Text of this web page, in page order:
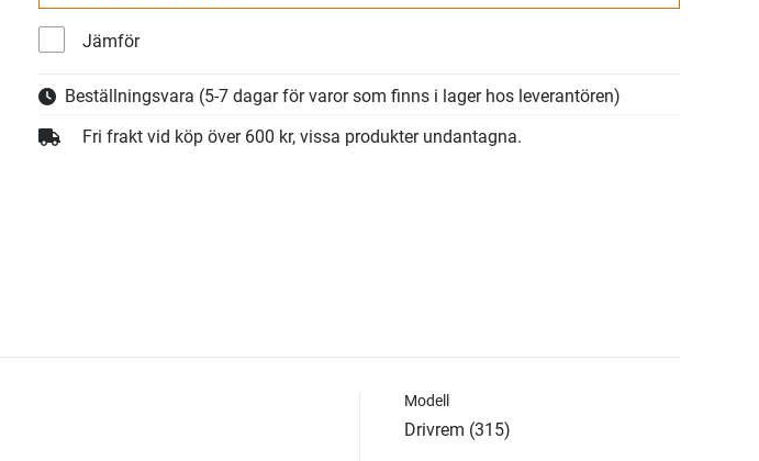
Jämför
Beställningsvara (5-7 dagar för varor som finns i lager hos leverantören)
Fri frakt vid köp över 600 kr, vissa produkter undantagna.
Modell
Drivrem (315)